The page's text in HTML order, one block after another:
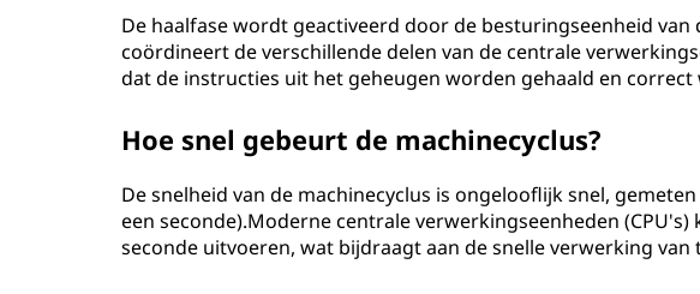
De haalfase wordt geactiveerd door de besturingseenheid van
coördineert de verschillende delen van de centrale
dat de instructies uit het geheugen worden gehaald en
Hoe snel gebeurt de machinecyclus?
De snelheid van de machinecyclus is ongelooflijk snel,
een seconde).Moderne centrale verwerkingseenheden
seconde uitvoeren, wat bijdraagt ​​aan de snelle verwerking van